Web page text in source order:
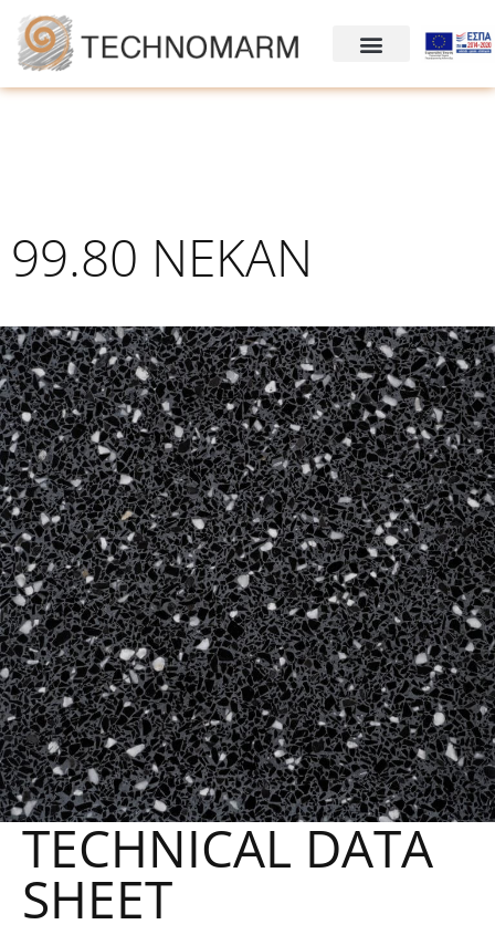
99.80 NEKAN
TECHNICAL DATA
SHEET